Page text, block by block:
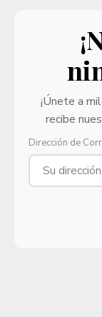
¡Únete a
recibe
Dirección de